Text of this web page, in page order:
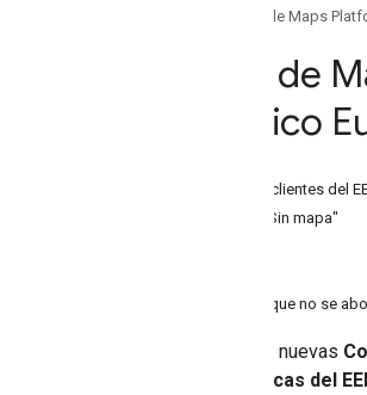
Google Maps
Ajustes de la API de
Espacio Económico
Ajustes de la API de Maps Static para clientes del
Ejemplos de "Con cualquier mapa" y "Sin mapa"
¿Qué sucede si tengo más preguntas que no se
, las nuevas
Google Maps Platform específicas del